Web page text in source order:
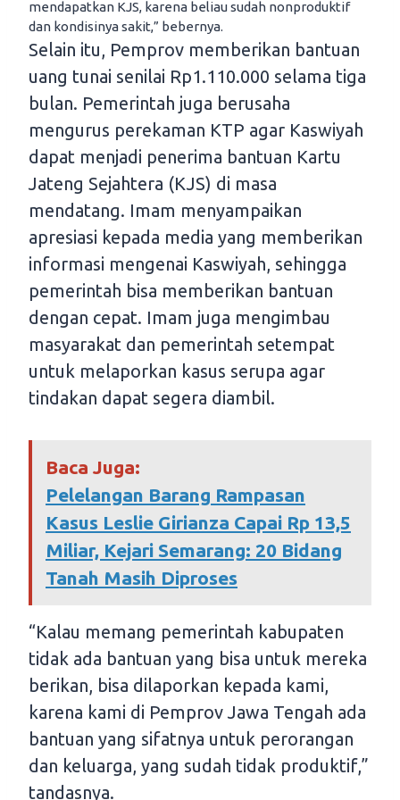
mendapatkan KJS, karena beliau sudah nonproduktif
dan kondisinya sakit,” bebernya.
Selain itu, Pemprov memberikan bantuan
uang tunai senilai Rp1.110.000 selama tiga
bulan. Pemerintah juga berusaha
mengurus perekaman KTP agar Kaswiyah
dapat menjadi penerima bantuan Kartu
Jateng Sejahtera (KJS) di masa
mendatang. Imam menyampaikan
apresiasi kepada media yang memberikan
informasi mengenai Kaswiyah, sehingga
pemerintah bisa memberikan bantuan
dengan cepat. Imam juga mengimbau
masyarakat dan pemerintah setempat
untuk melaporkan kasus serupa agar
tindakan dapat segera diambil.
Baca Juga:
Pelelangan Barang Rampasan
Kasus Leslie Girianza Capai Rp 13,5
Miliar, Kejari Semarang: 20 Bidang
Tanah Masih Diproses
“Kalau memang pemerintah kabupaten
tidak ada bantuan yang bisa untuk mereka
berikan, bisa dilaporkan kepada kami,
karena kami di Pemprov Jawa Tengah ada
bantuan yang sifatnya untuk perorangan
dan keluarga, yang sudah tidak produktif,”
tandasnya.